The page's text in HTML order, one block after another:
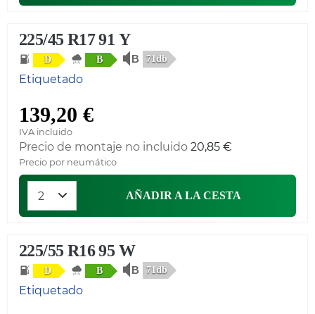
225/45 R17 91 Y
D B 71db
Etiquetado
139,20 €
IVA incluido
Precio de montaje no incluido 20,85 €
Precio por neumático
AÑADIR A LA CESTA
225/55 R16 95 W
D B 71db
Etiquetado